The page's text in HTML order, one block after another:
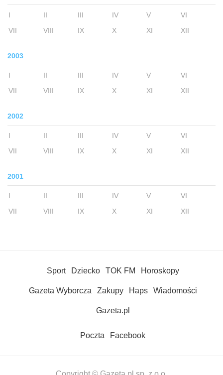
I II III IV V
VI
VII
VIII IX X XI XII
2003
I II III IV V
VI
VII
VIII IX X XI XII
2002
I II III IV V
VI
VII
VIII IX X XI XII
2001
I II III IV V
VI
VII
VIII IX X XI XII
Sport Dziecko TOK FM Horoskopy
Gazeta Wyborcza Zakupy Haps Wiadomości
Gazeta.pl
Poczta Facebook